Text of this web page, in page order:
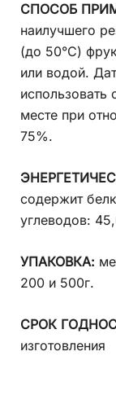
СПОСОБ
наилучшего
(до 50°C)
или водой.
использовать
месте при
75%.
содержит
углеводов:
УПАКОВКА:
200 и 500г.
СРОК
изготовления